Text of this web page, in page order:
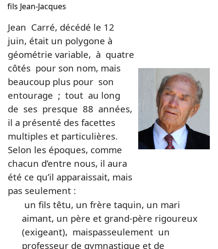
fils Jean-Jacques
Jean Carré, décédé le 12
juin, était un polygone à
géométrie variable, à quatre
côtés pour son nom, mais
beaucoup plus pour son
entourage ; tout au long
de ses presque 88 années,
il a présenté des facettes
multiples et particulières.
Selon les époques, comme
chacun d’entre nous, il aura
été ce qu’il apparaissait, mais
pas seulement :
un fils têtu, un frère taquin, un mari
aimant, un père et grand-père rigoureux
(exigeant), maispasseulement un
professeur de gymnastique et de